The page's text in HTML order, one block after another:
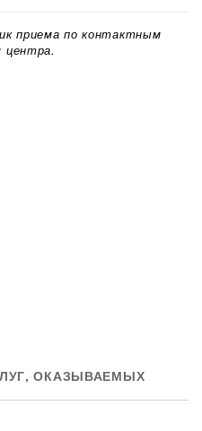
приема по контактным
центра.
ОКАЗЫВАЕМЫХ